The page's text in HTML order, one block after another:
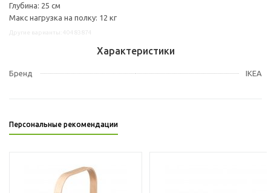
Глубина: 25 см
Макс нагрузка на полку: 12 кг
Характеристики
Бренд IKEA
Персональные рекомендации